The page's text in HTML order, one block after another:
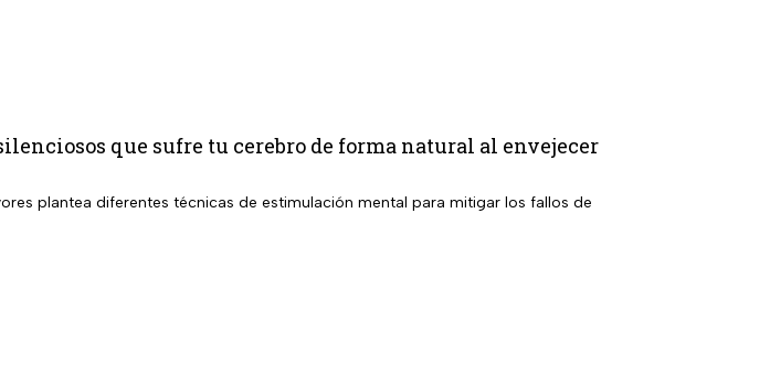
que sufre tu cerebro de forma natural al envejecer
plantea diferentes técnicas de estimulación mental para mitigar los fallos de